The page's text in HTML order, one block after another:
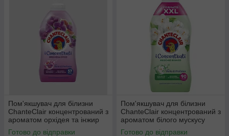
Пом'якшувач для білизни
ChanteClair концентрований з
ароматом орхідея та інжир
1140 мл 57 прань
Готово до відправки
Пом'якшувач для білизни
ChanteClair концентрований з
ароматом білого мускусу
1800 мл 90 прань
Готово до відправки